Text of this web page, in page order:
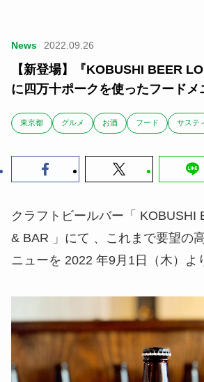
News 2022.09.26
【新登場】『KOBUSHI BEER
に四万十ポークを使ったフードメ
東京都 グルメ お酒 フード サステ
クラフトビールバー「 KOBUSHI
& BAR 」にて 、これまで要望の
ニューを 2022 年9月1日（木）よ